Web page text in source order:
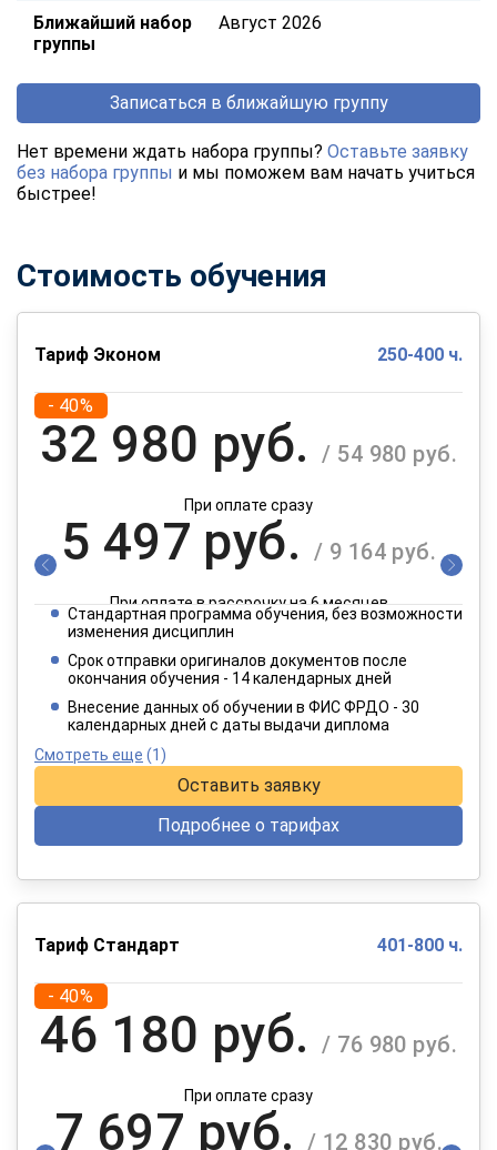
Ближайший набор
группы
Август 2026
Записаться в ближайшую группу
Нет времени ждать набора группы? Оставьте заявку
без набора группы и мы поможем вам начать учиться
быстрее!
Стоимость обучения
Тариф Эконом 250-400 ч.
- 40%
32 980 руб. / 54 980 руб.
При оплате сразу
5 497 руб. / 9 164 руб.
При оплате в рассрочку на 6 месяцев
2 749 руб.
При оплате в рассрочку на 12 месяцев
Стандартная программа обучения, без возможности
изменения дисциплин
Срок отправки оригиналов документов после
окончания обучения - 14 календарных дней
Внесение данных об обучении в ФИС ФРДО - 30
календарных дней с даты выдачи диплома
Смотреть еще (1)
Оставить заявку
Подробнее о тарифах
Тариф Стандарт 401-800 ч.
- 40%
46 180 руб. / 76 980 руб.
При оплате сразу
7 697 руб. / 12 830 руб.